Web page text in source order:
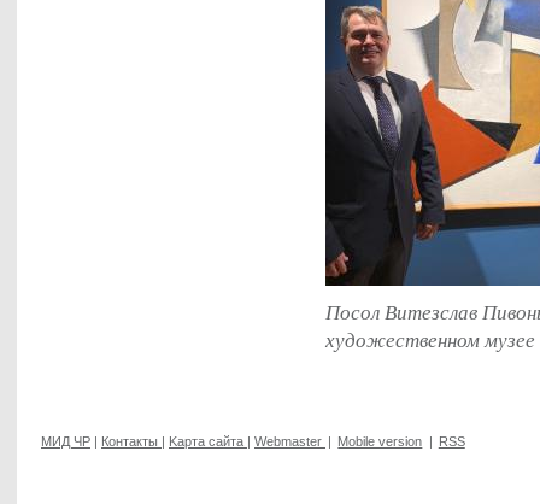
Посол Витезслав
художественном музее
МИД ЧР | Контакты | Kарта сайта | Webmaster | Mobile version | RSS